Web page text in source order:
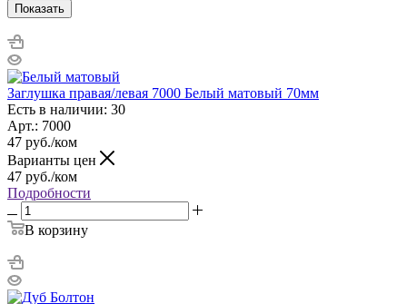
Показать
Заглушка правая/левая 7000 Белый матовый 70мм
Есть в наличии: 30
Арт.: 7000
47 руб./ком
Варианты цен
47 руб./ком
Подробности
В корзину